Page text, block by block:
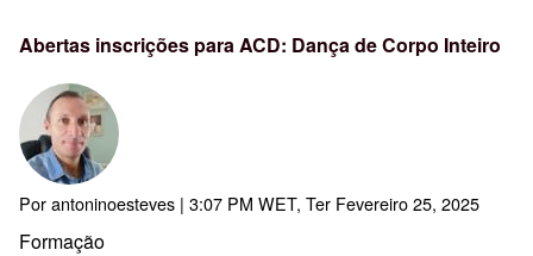
Abertas inscrições para ACD: Dança de Corpo Inteiro
Porantoninoesteves | 3:07 PM WET, Ter Fevereiro 25, 2025
Formação